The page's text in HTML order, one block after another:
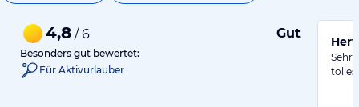
4,8 / 6 Gut
Besonders gut bewertet:
Für Aktivurlauber
Sehr
tolles